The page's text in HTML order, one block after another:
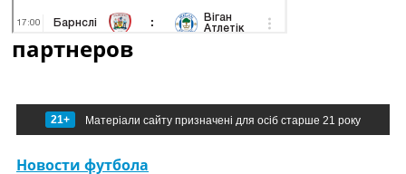
партнеров
21+ Матеріали сайту призначені для осіб старше 21 року
Новости футбола